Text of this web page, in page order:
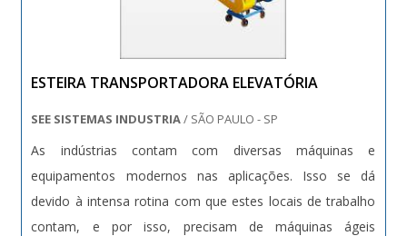
ESTEIRA TRANSPORTADORA ELEVATÓRIA
SEE SISTEMAS INDUSTRIA/ SÃO PAULO - SP
As indústrias contam com diversas máquinas e
equipamentos modernos nas aplicações. Isso se dá
devido à intensa rotina com que estes locais de trabalho
contam, e por isso, precisam de máquinas ágeis